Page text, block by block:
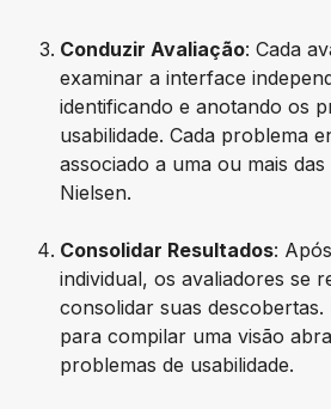
Conduzir Avaliação: Cada
examinar a interface
identificando e anotando os
usabilidade. Cada problema
associado a uma ou mais
Nielsen.
Consolidar Resultados:
individual, os avaliadores se
consolidar suas
para compilar uma visão
problemas de usabilidade.